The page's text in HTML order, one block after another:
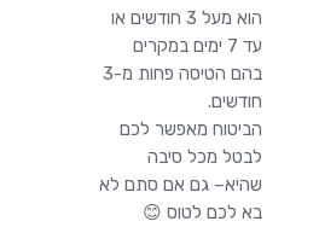
הוא מעל 3 חודשים או
עד 7 ימים במקרים
בהם הטיסה פחות מ-3
חודשים.
הביטוח מאפשר לכם
לבטל מכל סיבה
שהיא– גם אם סתם לא
בא לכם לטוס 😊